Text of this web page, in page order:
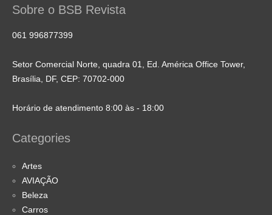
Sobre o BSB Revista
061 996877399
Setor Comercial Norte, quadra 01, Ed. América Office Tower,
Brasília, DF, CEP: 70702-000
Horário de atendimento 8:00 às - 18:00
Categories
Artes
AVIAÇÃO
Beleza
Carros